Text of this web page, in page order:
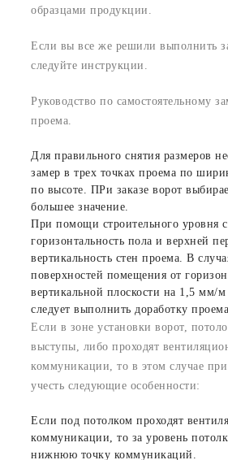
образцами продукции.
Если вы все же решили выполнить
следуйте инструкции.
Руководство по самостоятельному
проема.
Для правильного снятия размеров
замер в трех точках проема по
по высоте. ПРи заказе ворот
большее значение.
При помощи строительного уровня
горизонтальность пола и верхней
вертикальность стен проема. В
поверхностей помещения от
вертикальной плоскости на 1,5 мм/
следует выполнить доработку
Если в зоне установки ворот,
выступы, либо проходят
коммуникации, то в этом случае
учесть следующие особенности:
Если под потолком проходят
коммуникации, то за уровень
нижнюю точку коммуникаций.